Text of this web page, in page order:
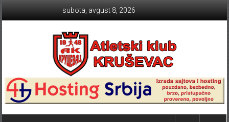
subota, avgust 8, 2026
Atletski klub KRUŠEVAC